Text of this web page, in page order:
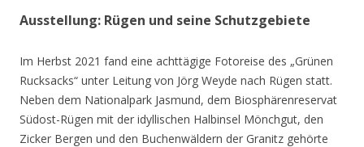
Ausstellung: Rügen und seine Schutzgebiete
Im Herbst 2021 fand eine achttägige Fotoreise des „Grünen
Rucksacks“ unter Leitung von Jörg Weyde nach Rügen statt.
Neben dem Nationalpark Jasmund, dem Biosphärenreservat
Südost-Rügen mit der idyllischen Halbinsel Mönchgut, den
Zicker Bergen und den Buchenwäldern der Granitz gehörte